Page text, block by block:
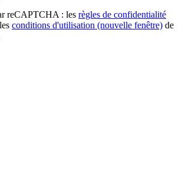
reCAPTCHA : les règles de confidentialité
conditions d'utilisation (nouvelle fenêtre) de